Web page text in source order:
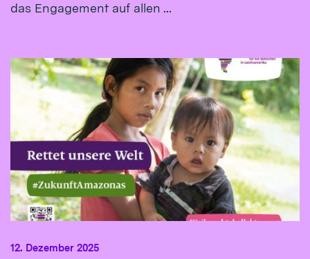
das Engagement auf allen ...
12. Dezember 2025